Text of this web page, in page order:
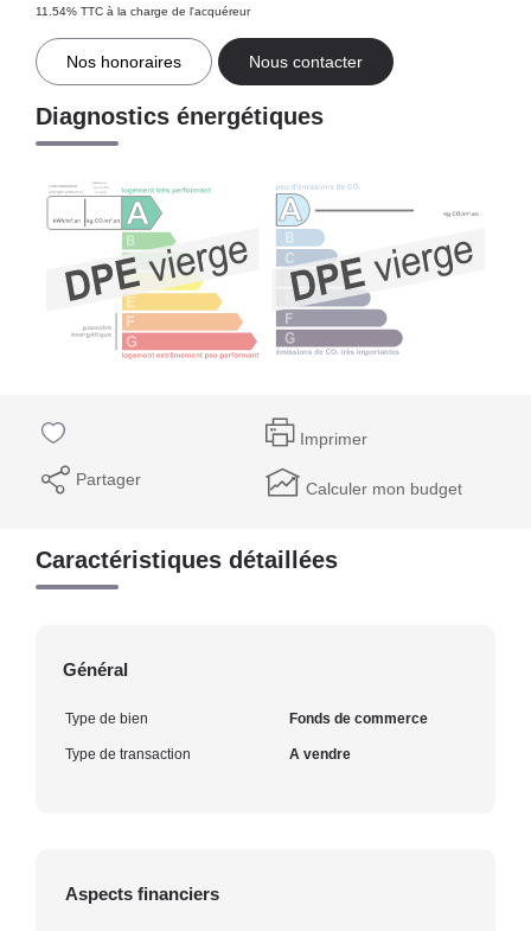
11.54% TTC à la charge de l'acquéreur
Nos honoraires Nous contacter
Diagnostics énergétiques
Imprimer
Partager Calculer mon budget
Caractéristiques détaillées
Général
Type de bien Fonds de commerce
Type de transaction A vendre
Aspects financiers